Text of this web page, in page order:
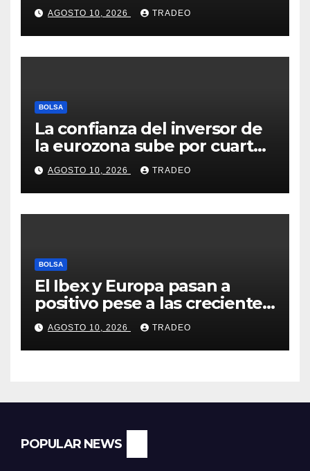
AGOSTO 10, 2026 TRADEO
BOLSA
La confianza del inversor de
la eurozona sube por cuarto
mes y se vuelve positiva en
agosto
AGOSTO 10, 2026 TRADEO
BOLSA
El Ibex y Europa pasan a
positivo pese a las crecientes
dudas sobre Oriente Medio
AGOSTO 10, 2026 TRADEO
POPULAR NEWS